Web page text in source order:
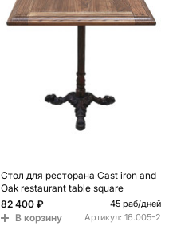
Стол для ресторана Cast iron and
Oak restaurant table square
82 400 ₽
45 раб/дней
В корзину Артикул: 16.005-2